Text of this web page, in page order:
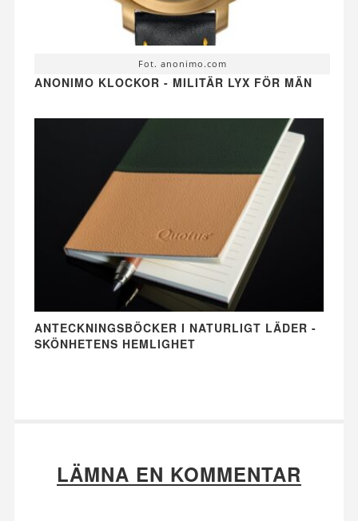
Fot. anonimo.com
ANONIMO KLOCKOR - MILITÄR LYX FÖR MÄN
ANTECKNINGSBÖCKER I NATURLIGT LÄDER -
SKÖNHETENS HEMLIGHET
LÄMNA EN KOMMENTAR